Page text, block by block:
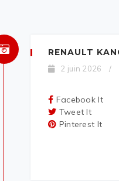
RENAULT
2 juin 2026 /
Facebook It
Tweet It
Pinterest It